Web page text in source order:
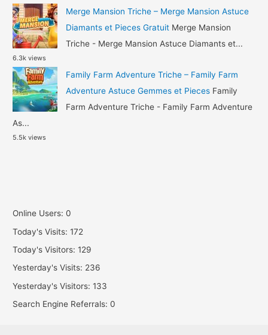
Merge Mansion Triche – Merge Mansion Astuce
Diamants et Pieces Gratuit Merge Mansion
Triche - Merge Mansion Astuce Diamants et...
6.3k views
Family Farm Adventure Triche – Family Farm
Adventure Astuce Gemmes et Pieces Family
Farm Adventure Triche - Family Farm Adventure
As...
5.5k views
Online Users:0
Today's Visits:172
Today's Visitors:129
Yesterday's Visits: 236
Yesterday's Visitors:133
Search Engine Referrals:0